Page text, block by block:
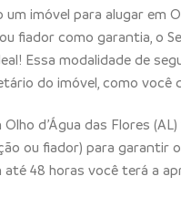
imóvel para alugar em
fiador como garantia, o
Essa modalidade de
do imóvel, como você
d’Água das Flores
ou fiador) para garantir
até 48 horas você terá a